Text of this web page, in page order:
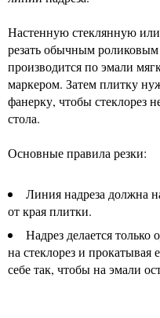
Настенную стеклянную
резать обычным роликовым
производится по эмали
маркером. Затем плитку
фанерку, чтобы стеклорез
стола.
Основные правила резки:
Линия надреза должна
от края плитки.
Надрез делается
на стеклорез и прокатывая
себе так, чтобы на эмали